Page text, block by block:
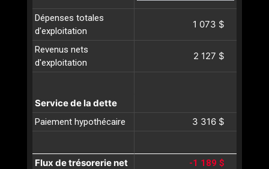
Dépenses totales
d'exploitation
1 073 $
Revenus nets
d'exploitation
2 127 $
Service de la dette
Paiement hypothécaire 3 316 $
Flux de trésorerie net -1 189 $